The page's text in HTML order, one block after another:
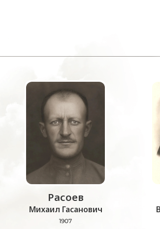
Расоев
Михаил Гасанович
1907